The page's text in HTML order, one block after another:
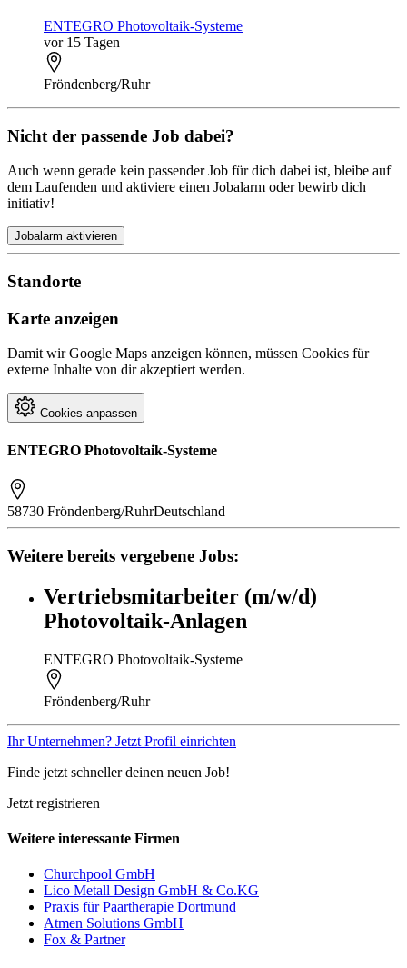
ENTEGRO Photovoltaik-Systeme
vor 15 Tagen
Fröndenberg/Ruhr
Nicht der passende Job dabei?
Auch wenn gerade kein passender Job für dich dabei ist, bleibe auf
dem Laufenden und aktiviere einen Jobalarm oder bewirb dich
initiativ!
Jobalarm aktivieren
Standorte
Karte anzeigen
Damit wir Google Maps anzeigen können, müssen Cookies für
externe Inhalte von dir akzeptiert werden.
Cookies anpassen
ENTEGRO Photovoltaik-Systeme
58730 Fröndenberg/RuhrDeutschland
Weitere bereits vergebene Jobs:
Vertriebsmitarbeiter (m/w/d)
Photovoltaik-Anlagen
ENTEGRO Photovoltaik-Systeme
Fröndenberg/Ruhr
Ihr Unternehmen? Jetzt Profil einrichten
Finde jetzt schneller deinen neuen Job!
Jetzt registrieren
Weitere interessante Firmen
Churchpool GmbH
Lico Metall Design GmbH & Co.KG
Praxis für Paartherapie Dortmund
Atmen Solutions GmbH
Fox & Partner